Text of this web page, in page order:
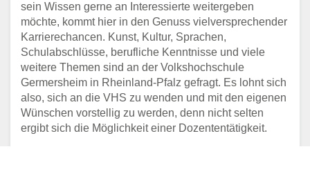
Adresse: Markt 15, 59227 Ahlen
Aktualisiert: August 2021
VOLKSHOCHSCHULE DER
STADT AHRENSBURG
Adresse:
Bahnhofstr. 24, vhs-Haus, 22926
Ahrensburg
Aktualisiert: August 2021
sein Wissen gerne an Interessierte weitergeben
möchte, kommt hier in den Genuss vielversprechender
Karrierechancen. Kunst, Kultur, Sprachen,
Schulabschlüsse, berufliche Kenntnisse und viele
weitere Themen sind an der Volkshochschule
Germersheim in Rheinland-Pfalz gefragt. Es lohnt sich
also, sich an die VHS zu wenden und mit den eigenen
Wünschen vorstellig zu werden, denn nicht selten
ergibt sich die Möglichkeit einer Dozententätigkeit.